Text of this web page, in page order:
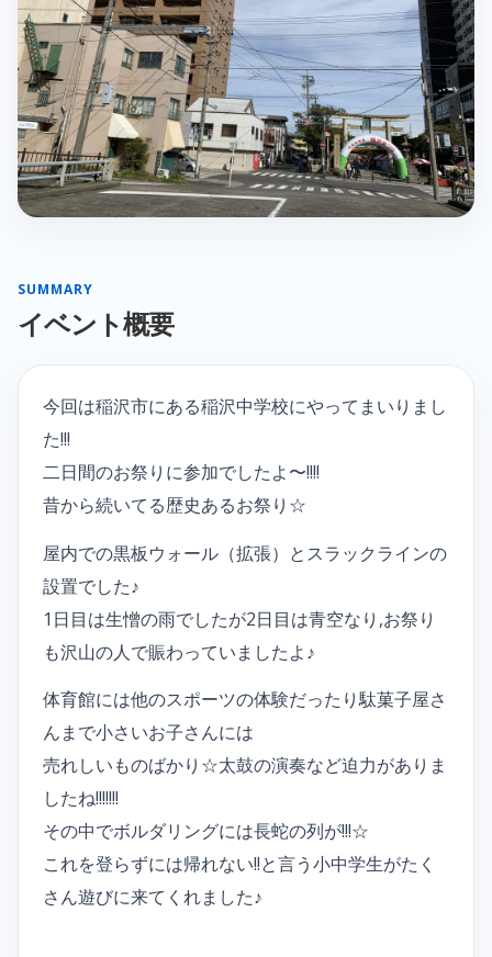
SUMMARY
イベント概要
今回は稲沢市にある稲沢中学校にやってまいりまし
た!!!
二日間のお祭りに参加でしたよ〜!!!!
昔から続いてる歴史あるお祭り☆
屋内での黒板ウォール（拡張）とスラックラインの
設置でした♪
1日目は生憎の雨でしたが2日目は青空なり,お祭り
も沢山の人で賑わっていましたよ♪
体育館には他のスポーツの体験だったり駄菓子屋さ
んまで小さいお子さんには
売れしいものばかり☆太鼓の演奏など迫力がありま
したね!!!!!!!
その中でボルダリングには長蛇の列が!!!☆
これを登らずには帰れない!!と言う小中学生がたく
さん遊びに来てくれました♪